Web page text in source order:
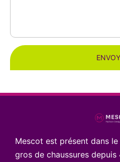
Mescot est présent dans
gros de chaussures depuis